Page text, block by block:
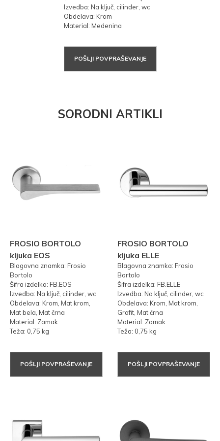
Izvedba: Na ključ, cilinder, wc
Obdelava: Krom
Material: Medenina
POŠLJI POVPRAŠEVANJE
SORODNI ARTIKLI
FROSIO BORTOLO
kljuka EOS
Blagovna znamka: Frosio
Bortolo
Šifra izdelka: FB.EOS
Izvedba: Na ključ, cilinder, wc
Obdelava: Krom, Mat krom,
Mat bela, Mat črna
Material: Zamak
Teža: 0,75 kg
POŠLJI POVPRAŠEVANJE
FROSIO BORTOLO
kljuka ELLE
Blagovna znamka: Frosio
Bortolo
Šifra izdelka: FB.ELLE
Izvedba: Na ključ, cilinder, wc
Obdelava: Krom, Mat krom,
Grafit, Mat črna
Material: Zamak
Teža: 0,75 kg
POŠLJI POVPRAŠEVANJE